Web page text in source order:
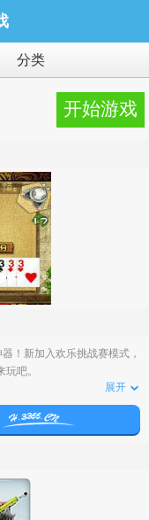
分类
开始游戏
！新加入欢乐挑战赛模式，
吧。
展开